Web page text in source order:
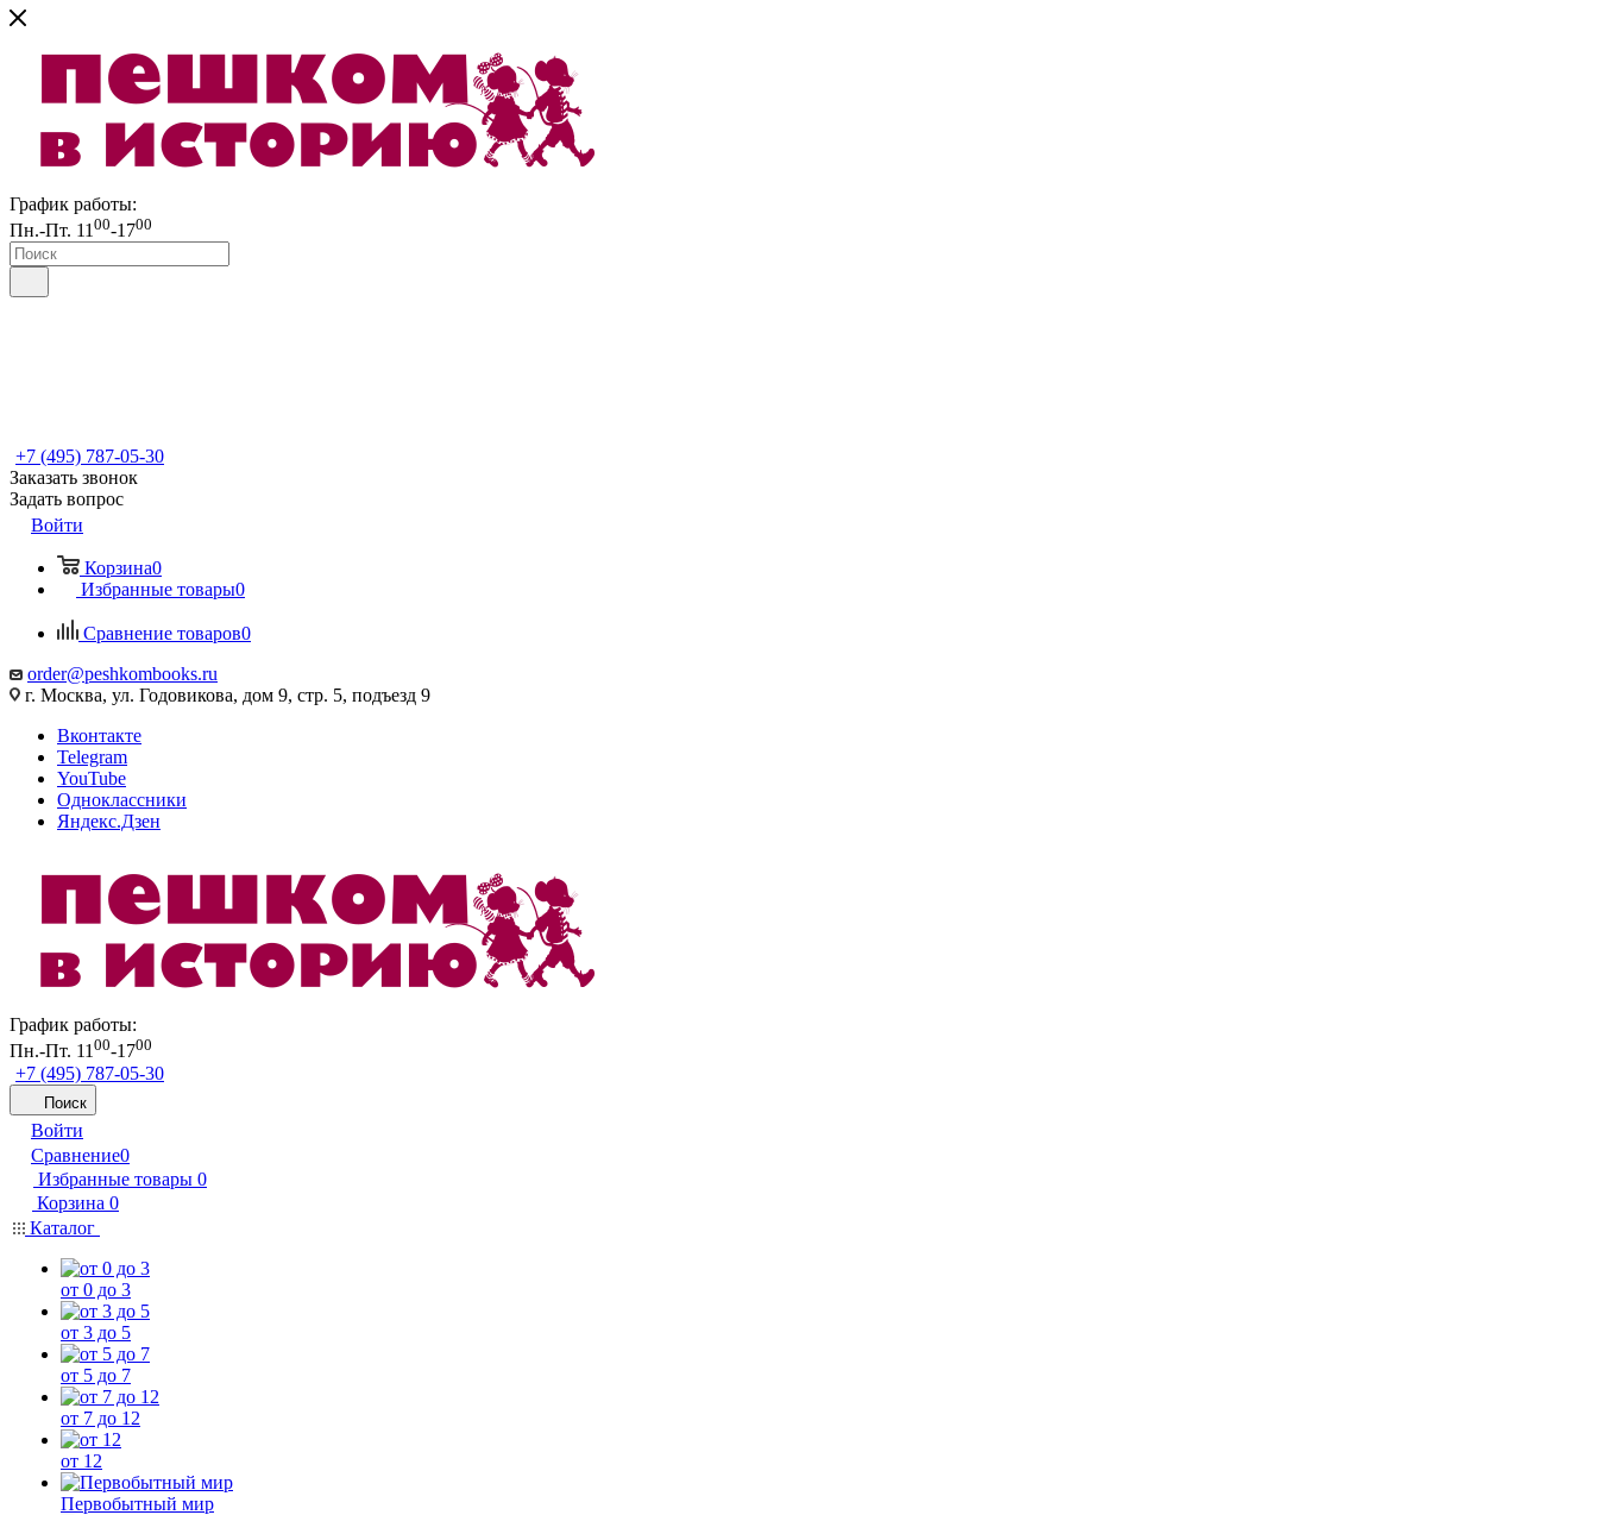
График работы:
Пн.-Пт. 11 00-1700
+7 (495) 787-05-30
Заказать звонок
Задать вопрос
Войти
Корзина0
Избранные товары0
Сравнение товаров0
order@peshkombooks.ru
г. Москва, ул. Годовикова, дом 9, стр. 5, подъезд 9
Вконтакте
Telegram
YouTube
Одноклассники
Яндекс.Дзен
График работы:
Пн.-Пт. 1100-1700
+7 (495) 787-05-30
Поиск
Войти
Сравнение0
Избранные товары 0
Корзина 0
Каталог
от 0 до 3
от 3 до 5
от 5 до 7
от 7 до 12
от 12
Первобытный мир